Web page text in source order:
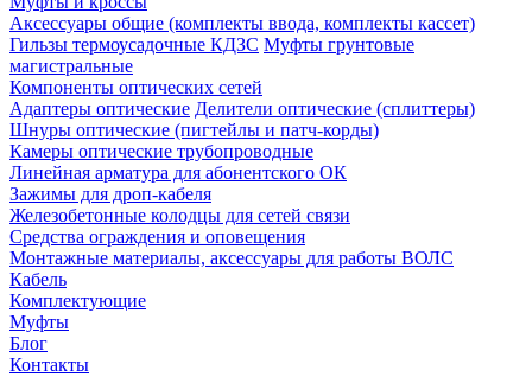
Аксессуары общие (комплекты ввода, комплекты кассет)
Гильзы термоусадочные КДЗС Муфты грунтовые
магистральные
Компоненты оптических сетей
Адаптеры оптические Делители оптические (сплиттеры)
Шнуры оптические (пигтейлы и патч-корды)
Камеры оптические трубопроводные
Линейная арматура для абонентского ОК
Зажимы для дроп-кабеля
Железобетонные колодцы для сетей связи
Средства ограждения и оповещения
Монтажные материалы, аксессуары для работы ВОЛС
Кабель
Комплектующие
Муфты
Блог
Контакты